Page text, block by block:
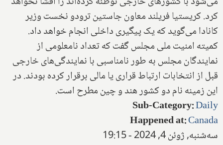
کرد. کریستیا فریلند معاون جاستین ترودو نخست وزیر
کانادا می‌گوید که یک پیگیری داخلی انجام خواهد داد.
کمیته امنیت ملی مجلس گفت که تعداد نامعلومی از
نمایندگان مجلس به طور نامناسبی با نمایندگی‌های خارجی
قبل از انتخابات ارتباط قراری یا مالی برقرار کرده بودند. در
این زمینه نام دو کشور هند و چین مطرح است.
Sub-Category:Daily
Happened at:Canada
سه‌شنبه, ژوئن 4, 2024 - 19:15